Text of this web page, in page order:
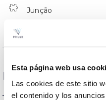
Esta página web usa
Las cookies de este sitio
el contenido y los
Junção
Dados ópticos